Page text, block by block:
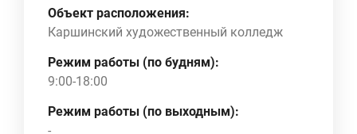
Объект расположения:
Каршинский художественный колледж
Режим работы (по будням):
9:00-18:00
Режим работы (по выходным):
-